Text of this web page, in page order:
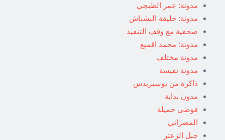
مدونة: عمر الطبجي
مدونة: خليفة البشباش
صحفية مع وقف التنفيذ
مدونة: محمد اقميع
مدونة مختلف
مدونة نفيسة
ذاكرة من يوسبريدس
مدون بداية
فوضى جميلة
المصراتي
جبل الزعتر